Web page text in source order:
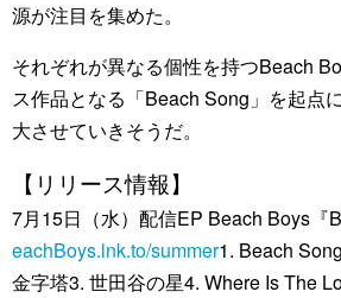
源が注目を集めた。
それぞれが異なる個性を持つBeach
ス作品となる「Beach Song」を起点
大させていきそうだ。
【リリース情報】
7月15日（水）配信EP Beach Boys『
eachBoys.lnk.to/summer1. Beach
金字塔3. 世田谷の星4. Where Is The